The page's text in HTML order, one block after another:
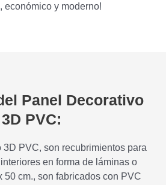
económico y moderno!
Panel Decorativo
3D PVC:
3D PVC, son recubrimientos para
en forma de láminas o
50 cm., son fabricados con PVC